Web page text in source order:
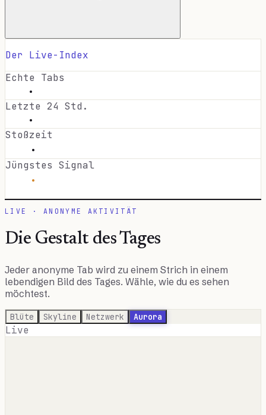
Der Live-Index
Echte Tabs
·
Letzte 24 Std.
·
Stoßzeit
·
Jüngstes Signal
·
LIVE · ANONYME AKTIVITÄT
Die Gestalt des Tages
Jeder anonyme Tab wird zu einem Strich in einem
lebendigen Bild des Tages. Wähle, wie du es sehen
möchtest.
Blüte Skyline Netzwerk Aurora
Live